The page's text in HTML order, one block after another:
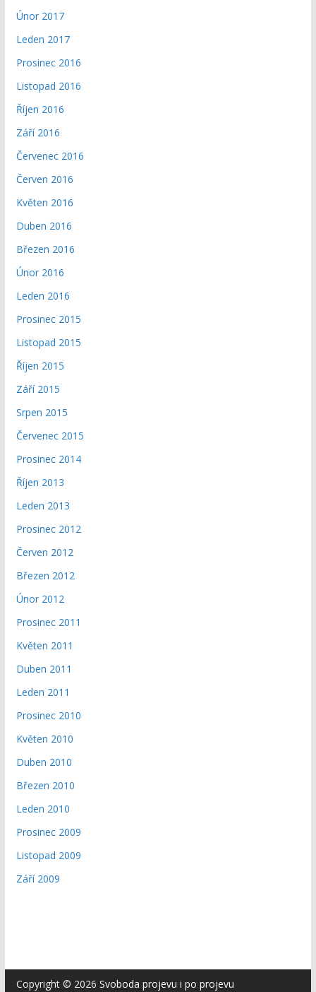
Únor 2017
Leden 2017
Prosinec 2016
Listopad 2016
Říjen 2016
Září 2016
Červenec 2016
Červen 2016
Květen 2016
Duben 2016
Březen 2016
Únor 2016
Leden 2016
Prosinec 2015
Listopad 2015
Říjen 2015
Září 2015
Srpen 2015
Červenec 2015
Prosinec 2014
Říjen 2013
Leden 2013
Prosinec 2012
Červen 2012
Březen 2012
Únor 2012
Prosinec 2011
Květen 2011
Duben 2011
Leden 2011
Prosinec 2010
Květen 2010
Duben 2010
Březen 2010
Leden 2010
Prosinec 2009
Listopad 2009
Září 2009
Copyright © 2026 Svoboda projevu i po projevu